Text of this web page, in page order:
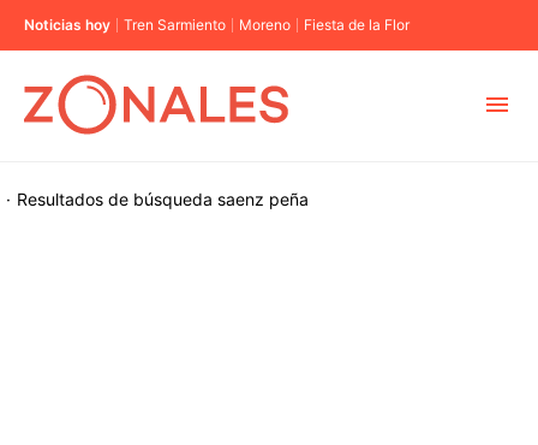
Noticias hoy Tren Sarmiento Moreno Fiesta de la Flor
Resultados de búsqueda
· saenz peña